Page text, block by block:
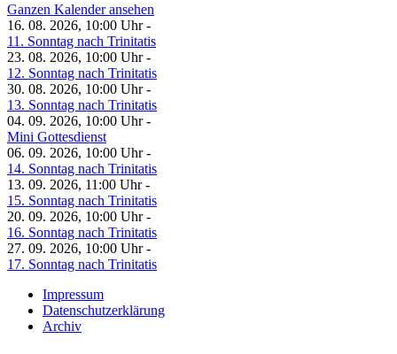
Ganzen Kalender ansehen
16. 08. 2026, 10:00 Uhr -
11. Sonntag nach Trinitatis
23. 08. 2026, 10:00 Uhr -
12. Sonntag nach Trinitatis
30. 08. 2026, 10:00 Uhr -
13. Sonntag nach Trinitatis
04. 09. 2026, 10:00 Uhr -
Mini Gottesdienst
06. 09. 2026, 10:00 Uhr -
14. Sonntag nach Trinitatis
13. 09. 2026, 11:00 Uhr -
15. Sonntag nach Trinitatis
20. 09. 2026, 10:00 Uhr -
16. Sonntag nach Trinitatis
27. 09. 2026, 10:00 Uhr -
17. Sonntag nach Trinitatis
Impressum
Datenschutzerklärung
Archiv